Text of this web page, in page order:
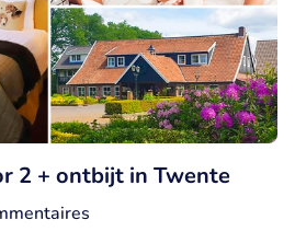
2 + ontbijt in Twente